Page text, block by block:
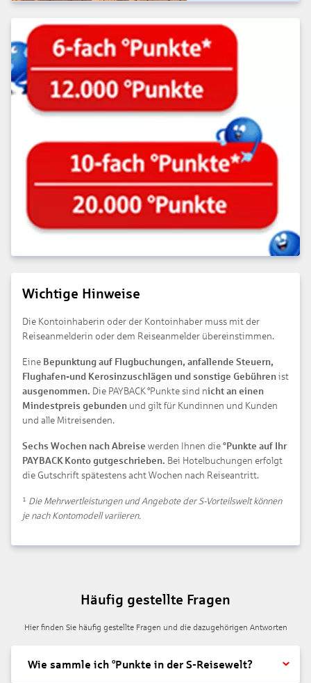
Wichtige Hinweise
Die Kontoinhaberin oder der Kontoinhaber muss mit der
Reiseanmelderin oder dem Reiseanmelder übereinstimmen.
Eine Bepunktung auf Flugbuchungen, anfallende Steuern,
Flughafen-und Kerosinzuschlägen und sonstige Gebühren ist
ausgenommen. Die PAYBACK °Punkte sind nicht an einen
Mindestpreis gebunden und gilt für Kundinnen und Kunden
und alle Mitreisenden.
Sechs Wochen nach Abreise werden Ihnen die °Punkte auf Ihr
PAYBACK Konto gutgeschrieben. Bei Hotelbuchungen erfolgt
die Gutschrift spätestens acht Wochen nach Reiseantritt.
¹ Die Mehrwertleistungen und Angebote der S-Vorteilswelt können
je nach Kontomodell variieren.
Häufig gestellte Fragen
Hier finden Sie häufig gestellte Fragen und die dazugehörigen Antworten
Wie sammle ich °Punkte in der S-Reisewelt?